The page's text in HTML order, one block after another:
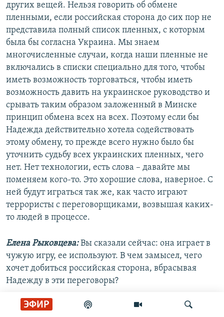
ЭФИР
других вещей. Нельзя говорить об обмене
пленными, если российская сторона до сих пор не
представила полный список пленных, с которым
была бы согласна Украина. Мы знаем
многочисленные случаи, когда наши пленные не
включались в списки специально для того, чтобы
иметь возможность торговаться, чтобы иметь
возможность давить на украинское руководство и
срывать таким образом заложенный в Минске
принцип обмена всех на всех. Поэтому если бы
Надежда действительно хотела содействовать
этому обмену, то прежде всего нужно было бы
уточнить судьбу всех украинских пленных, чего
нет. Нет технологии, есть слова – давайте мы
поменяем кого-то. Это хорошие слова, наверное. С
ней будут играться так же, как часто играют
террористы с переговорщиками, возвышая каких-
то людей в процессе.
Елена Рыковцева:Вы сказали сейчас: она играет в
чужую игру, ее используют. В чем замысел, чего
хочет добиться российская сторона, вбрасывая
Надежду в эти переговоры?
Юрий Бутусов:
Прежде всего это фоновая